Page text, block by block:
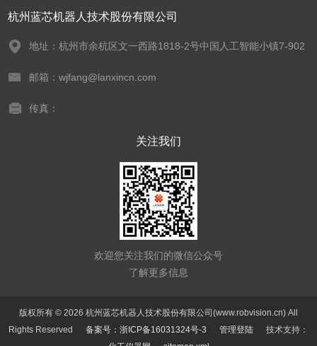
杭州蓝芯机器人技术股份有限公司
地址：杭州市余杭区文一西路1818-2号中国人工智能小镇7-902
邮箱：wjfang@lanxincn.com
传真：
关注我们
欢迎您关注我们的微信公众号
了解更多信息
版权所有 © 2026 杭州蓝芯机器人技术股份有限公司(www.robvision.cn) All
Rights Reserved 备案号：浙ICP备16031324号-3 管理登陆 技术支持：